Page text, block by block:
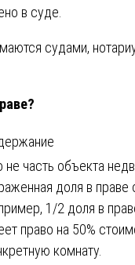
в суде.
судами,
не часть объекта
доля в праве
1/2 доля в
право на 50%
комнату.